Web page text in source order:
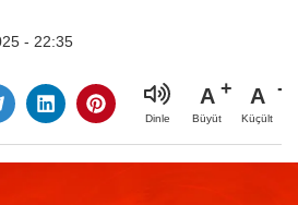
- 22:35
Dinle
A
Büyüt
A
Küçült